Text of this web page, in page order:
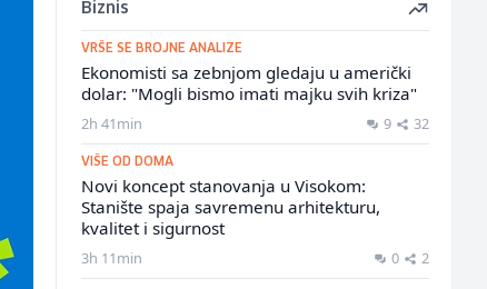
Biznis
VRŠE SE BROJNE ANALIZE
Ekonomisti sa zebnjom gledaju u američki
dolar: "Mogli bismo imati majku svih kriza"
2h 41min 9 32
VIŠE OD DOMA
Novi koncept stanovanja u Visokom:
Stanište spaja savremenu arhitekturu,
kvalitet i sigurnost
3h 11min 0 2